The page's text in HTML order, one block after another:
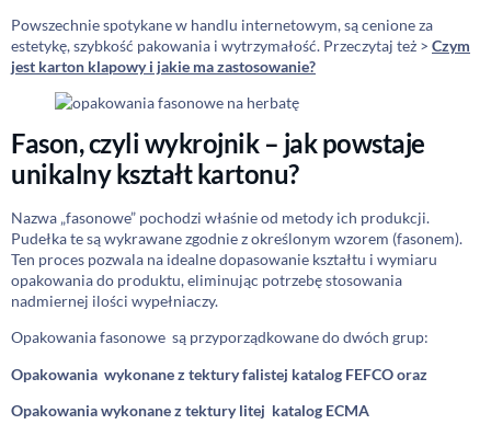
Powszechnie spotykane w handlu internetowym, są cenione za
estetykę, szybkość pakowania i wytrzymałość. Przeczytaj też > Czym
jest karton klapowy i jakie ma zastosowanie?
Fason, czyli wykrojnik – jak powstaje
unikalny kształt kartonu?
Nazwa „fasonowe” pochodzi właśnie od metody ich produkcji.
Pudełka te są wykrawane zgodnie z określonym wzorem (fasonem).
Ten proces pozwala na idealne dopasowanie kształtu i wymiaru
opakowania do produktu, eliminując potrzebę stosowania
nadmiernej ilości wypełniaczy.
Opakowania fasonowe są przyporządkowane do dwóch grup:
Opakowania wykonane z tektury falistej katalog FEFCO oraz
Opakowania wykonane z tektury litej katalog ECMA